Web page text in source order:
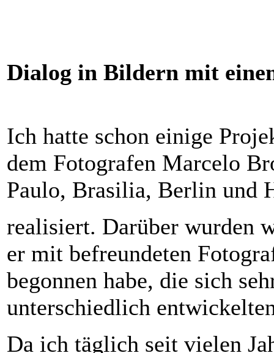
Dialog in Bildern mit
Ich hatte schon einige
dem Fotografen Marcelo
Paulo, Brasilia, Berlin und
realisiert. Darüber wurden
er mit befreundeten
begonnen habe, die sich
unterschiedlich
Da ich täglich seit vielen